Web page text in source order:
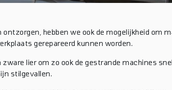
hebben we ook de mogelijkheid om
gerepareerd kunnen worden.
lier om zo ook de gestrande machines
stilgevallen.